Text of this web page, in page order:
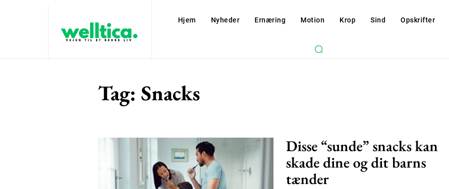
Hjem Nyheder Ernæring Motion Krop Sind Opskrifter
Tag: Snacks
Disse “sunde” snacks kan
skade dine og dit barns
tænder